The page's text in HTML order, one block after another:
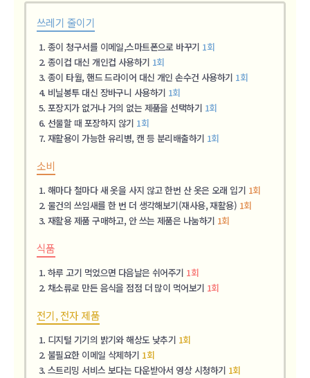
쓰레기 줄이기
종이 청구서를 이메일,스마트폰으로 바꾸기 1회
종이컵 대신 개인컵 사용하기 1회
종이 타월, 핸드 드라이어 대신 개인 손수건 사용하기 1회
비닐봉투 대신 장바구니 사용하기 1회
포장지가 없거나 거의 없는 제품을 선택하기 1회
선물할 때 포장하지 않기 1회
재활용이 가능한 유리병, 캔 등 분리배출하기 1회
소비
해마다 철마다 새 옷을 사지 않고 한번 산 옷은 오래 입기 1회
물건의 쓰임새를 한 번 더 생각해보기(재사용, 재활용) 1회
재활용 제품 구매하고, 안 쓰는 제품은 나눔하기 1회
식품
하루 고기 먹었으면 다음날은 쉬어주기 1회
채소류로 만든 음식을 점점 더 많이 먹어보기 1회
전기, 전자 제품
디지털 기기의 밝기와 해상도 낮추기 1회
불필요한 이메일 삭제하기 1회
스트리밍 서비스 보다는 다운받아서 영상 시청하기 1회